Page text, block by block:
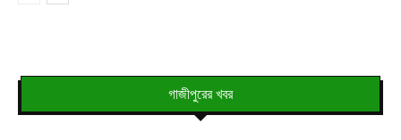
গাজীপুরের খবর